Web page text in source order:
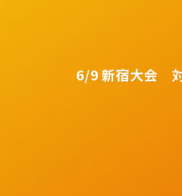
6/9 新宿大会